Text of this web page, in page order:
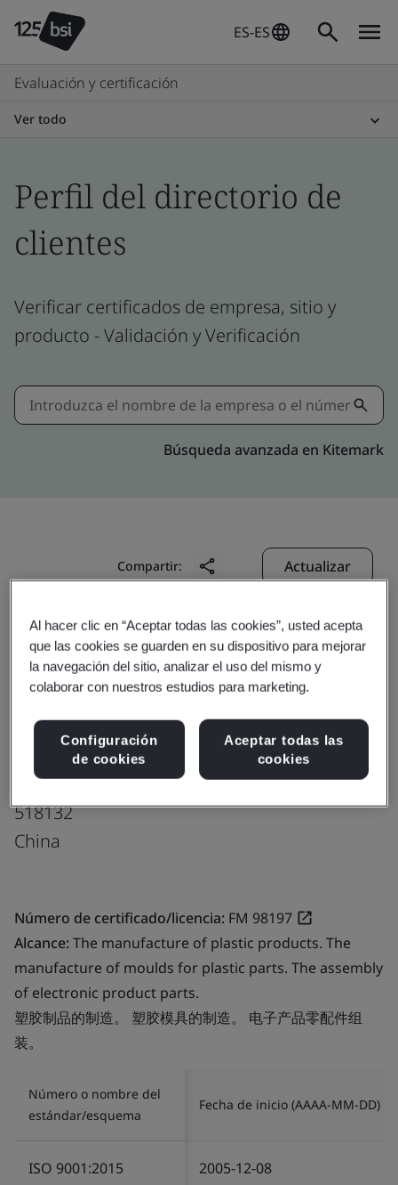
ES-ES
Evaluación y certificación
Ver todo
Perfil del directorio de
clientes
Verificar certificados de empresa, sitio y
producto - Validación y Verificación
Búsqueda avanzada en Kitemark
Compartir: Actualizar
Shenzhen EVA Mould Manufacturing
Company Limited
B Building, EVA Industry Park
Nanhuan Road, Tianliao Community
Yutang Street, Guangming District
Shenzhen
518132
China
Número de certificado/licencia: FM 98197
Alcance:The manufacture of plastic products. The
manufacture of moulds for plastic parts. The assembly
of electronic product parts.
塑胶制品的制造。 塑胶模具的制造。 电子产品零配件组
装。
Número o nombre del
estándar/esquema
Fecha de inicio (AAAA-MM-DD)
ISO 9001:2015 2005-12-08
Al hacer clic en “Aceptar todas las cookies”, usted acepta
que las cookies se guarden en su dispositivo para mejorar
la navegación del sitio, analizar el uso del mismo y
colaborar con nuestros estudios para marketing.
Configuración
de cookies
Aceptar todas las
cookies